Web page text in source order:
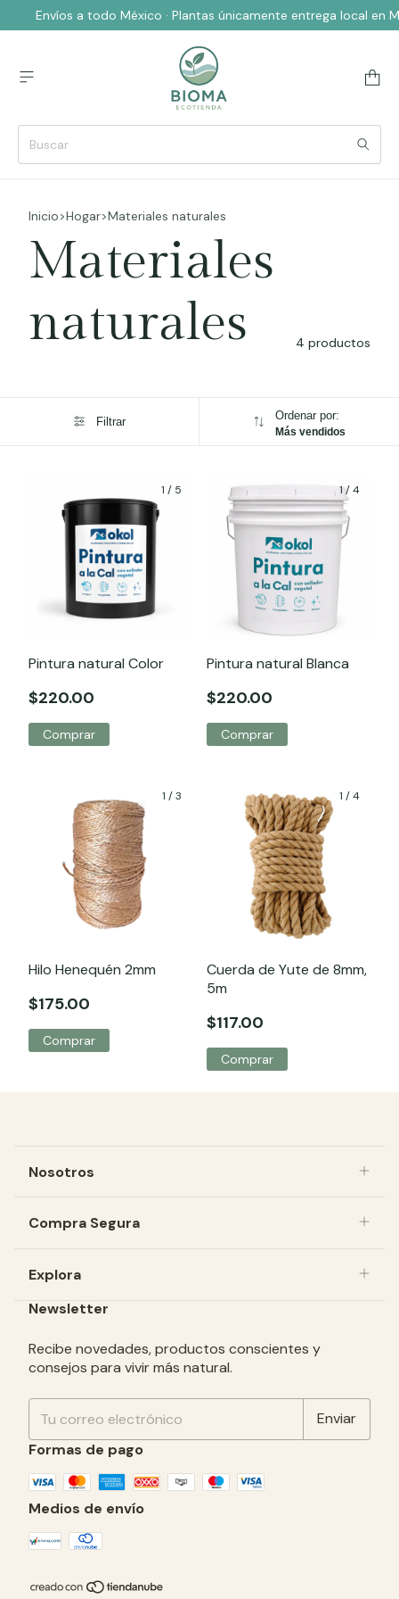
Envíos a todo México · Plantas únicamente entrega local en
Inicio>Hogar>Materiales naturales
Materiales
naturales
4 productos
Filtrar Ordenar por:
Más vendidos
1 / 5
Pintura natural Color
$220.00
Comprar
1/4
Pintura natural Blanca
$220.00
Comprar
1 /3
Hilo Henequén 2mm
$175.00
1 /4
Cuerda de Yute de 8mm,
5m
$117.00
Nosotros
Compra Segura
Explora
Newsletter
Recibe novedades, productos conscientes y
consejos para vivir más natural.
Formas de pago
Medios de envío